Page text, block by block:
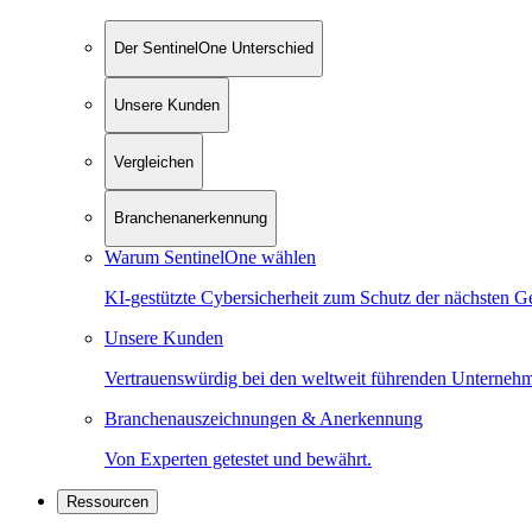
Der SentinelOne Unterschied
Unsere Kunden
Vergleichen
Branchenanerkennung
Warum SentinelOne wählen
KI-gestützte Cybersicherheit zum Schutz der nächsten
Unsere Kunden
Vertrauenswürdig bei den weltweit führenden
Branchenauszeichnungen & Anerkennung
Von Experten getestet und bewährt.
Ressourcen